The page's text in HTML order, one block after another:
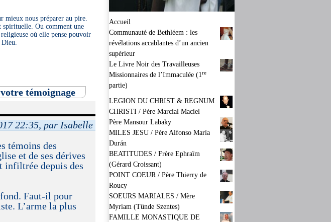
mieux nous préparer au pire.
spirituelle. Ou comment une
où elle pense pouvoir
témoignage
22:35, par Isabelle
témoins des
et de ses dérives
infiltrée depuis des
Faut-il pour
L’arme la plus
Accueil
Communauté de Bethléem : les
révélations accablantes d’un ancien
supérieur
Le Livre Noir des Travailleuses
Missionnaires de l’Immaculée (1re
partie)
LEGION DU CHRIST & REGNUM
CHRISTI / Père Marcial Maciel
Père Mansour Labaky
MILES JESU / Père Alfonso María
Durán
BEATITUDES / Frère Ephraïm
(Gérard Croissant)
POINT COEUR / Père Thierry de
Roucy
SOEURS MARIALES / Mère
Myriam (Tünde Szentes)
FAMILLE MONASTIQUE DE